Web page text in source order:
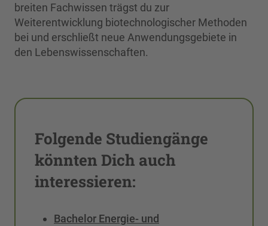
breiten Fachwissen trägst du zur
Weiterentwicklung biotechnologischer Methoden
bei und erschließt neue Anwendungsgebiete in
den Lebenswissenschaften.
Folgende Studiengänge
könnten Dich auch
interessieren:
Bachelor Energie- und